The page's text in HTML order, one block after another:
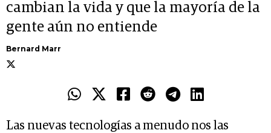
cambian la vida y que la mayoría de la
gente aún no entiende
Bernard Marr
Las nuevas tecnologías a menudo nos las